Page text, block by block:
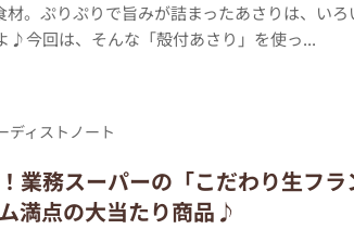
材。ぷりぷりで旨みが詰まったあさりは、いろ
♪今回は、そんな「殻付あさり」を使っ...
ディストノート
業務スーパーの「こだわり生フラ
満点の大当たり商品♪